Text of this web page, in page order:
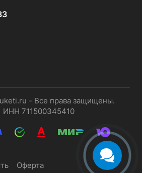
- Все права защищены.
711500345410
Оферта